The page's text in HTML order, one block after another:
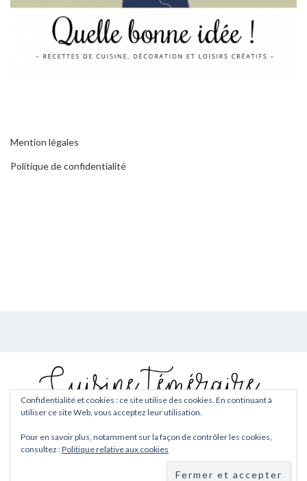
Mention légales
Politique de confidentialité
Fièrement propulsé parWordPress. ThèmeEightyDays Litepar
Confidentialité et cookies : ce site utilise des cookies. En continuant à
utiliser ce site Web, vous acceptez leur utilisation.
Pour en savoir plus, notamment sur la façon de contrôler les cookies,
consultez :Politique relative aux cookies